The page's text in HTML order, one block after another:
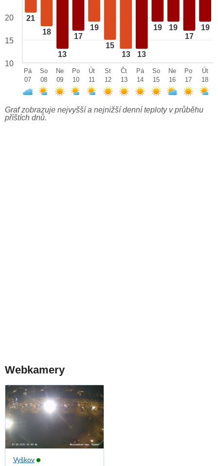
21
18
13
17
19
15
13 13
19 19
17
19
20
15
10
Pá
07
So
08
Ne
09
Po
10
Út
11
St
12
Čt
13
Pá
14
So
15
Ne
16
Po
17
Út
18
Graf zobrazuje nejvyšší a nejnižší denní teploty v průběhu
příštích dnů.
Webkamery
Vyškov